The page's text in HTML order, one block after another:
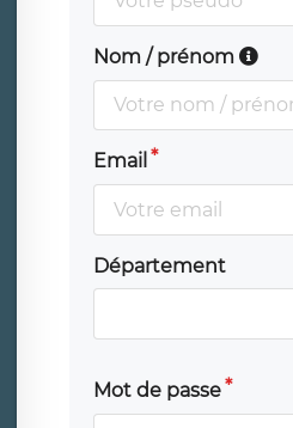
Nom / prénom
Email
Département
Mot de passe